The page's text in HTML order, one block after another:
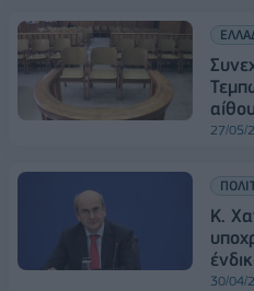
27/05/
Κ.
30/04/